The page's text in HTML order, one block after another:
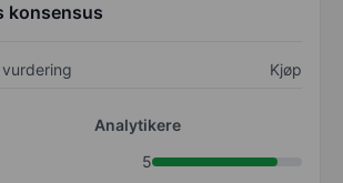
konsensus
Kjøp
Analytikere
5